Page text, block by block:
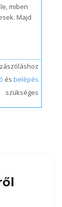
miben
Majd
és belépés
szükséges